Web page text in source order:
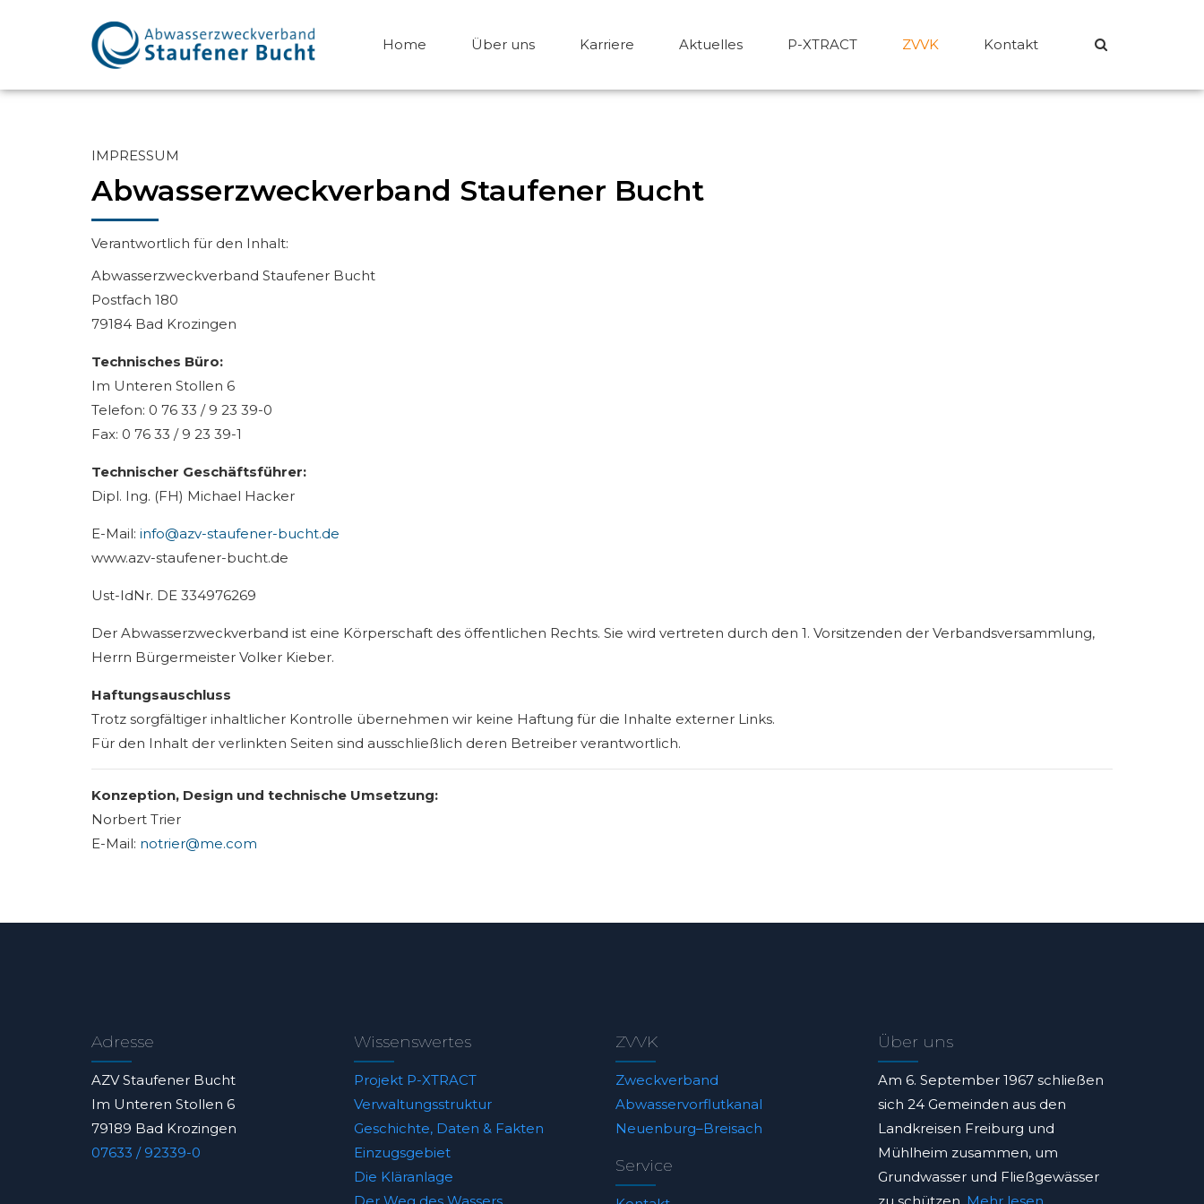
Home Über uns Karriere Aktuelles P-XTRACT ZVVK Kontakt
IMPRESSUM
Abwasserzweckverband Staufener Bucht
Verantwortlich für den Inhalt:
Abwasserzweckverband Staufener Bucht
Postfach 180
79184 Bad Krozingen
Technisches Büro:
Im Unteren Stollen 6
Telefon: 0 76 33 / 9 23 39-0
Fax: 0 76 33 / 9 23 39-1
Technischer Geschäftsführer:
Dipl. Ing. (FH) Michael Hacker
E-Mail: info@azv-staufener-bucht.de
www.azv-staufener-bucht.de
Ust-IdNr. DE 334976269
Der Abwasserzweckverband ist eine Körperschaft des öffentlichen Rechts. Sie wird vertreten durch den 1. Vorsitzenden der Verbandsversammlung,
Herrn Bürgermeister Volker Kieber.
Haftungsauschluss
Trotz sorgfältiger inhaltlicher Kontrolle übernehmen wir keine Haftung für die Inhalte externer Links.
Für den Inhalt der verlinkten Seiten sind ausschließlich deren Betreiber verantwortlich.
Konzeption, Design und technische Umsetzung:
Norbert Trier
E-Mail: notrier@me.com
Adresse
AZV Staufener Bucht
Im Unteren Stollen 6
79189 Bad Krozingen
07633 / 92339-0
Wissenswertes
Projekt P-XTRACT
Verwaltungsstruktur
Geschichte, Daten & Fakten
Einzugsgebiet
Die Kläranlage
ZVVK
Zweckverband
Abwasservorflutkanal
Neuenburg–Breisach
Service
Über uns
Am 6. September 1967 schließen
sich 24 Gemeinden aus den
Landkreisen Freiburg und
Mühlheim zusammen, um
Grundwasser und Fließgewässer